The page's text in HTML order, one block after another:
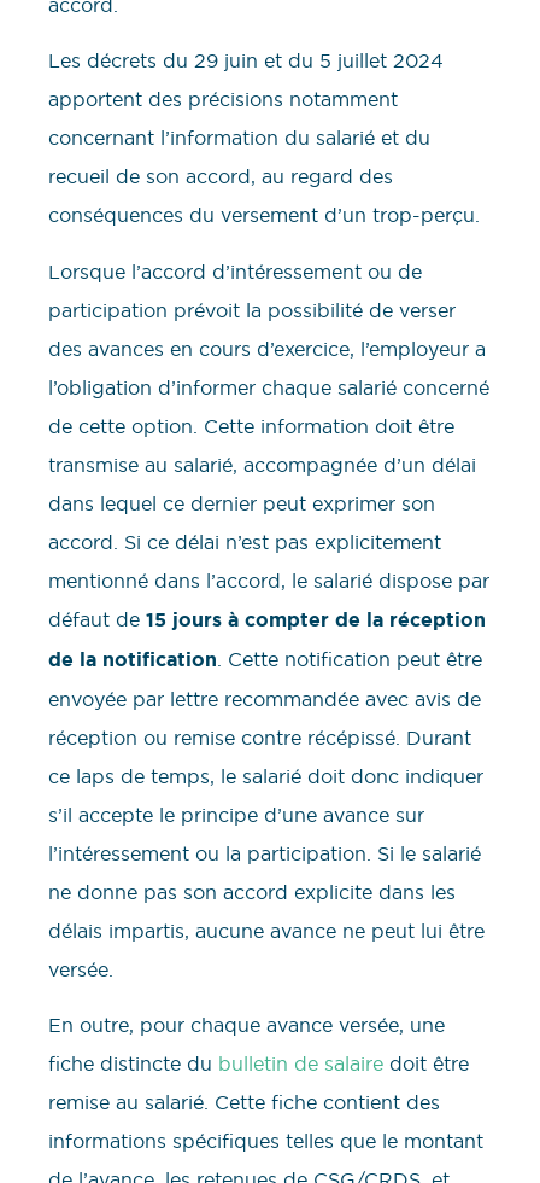
Les décrets du 29 juin et du 5 juillet 2024
apportent des précisions notamment
concernant l’information du salarié et du
recueil de son accord, au regard des
conséquences du versement d’un trop-perçu.
Lorsque l’accord d’intéressement ou de
participation prévoit la possibilité de verser
des avances en cours d’exercice, l’employeur a
l’obligation d’informer chaque salarié concerné
de cette option. Cette information doit être
transmise au salarié, accompagnée d’un délai
dans lequel ce dernier peut exprimer son
accord. Si ce délai n’est pas explicitement
mentionné dans l’accord, le salarié dispose par
défaut de 15 jours à compter de la réception
de la notification . Cette notification peut être
envoyée par lettre recommandée avec avis de
réception ou remise contre récépissé. Durant
ce laps de temps, le salarié doit donc indiquer
s’il accepte le principe d’une avance sur
l’intéressement ou la participation. Si le salarié
ne donne pas son accord explicite dans les
délais impartis, aucune avance ne peut lui être
versée.
En outre, pour chaque avance versée, une
fiche distincte du bulletin de salaire doit être
remise au salarié. Cette fiche contient des
informations spécifiques telles que le montant